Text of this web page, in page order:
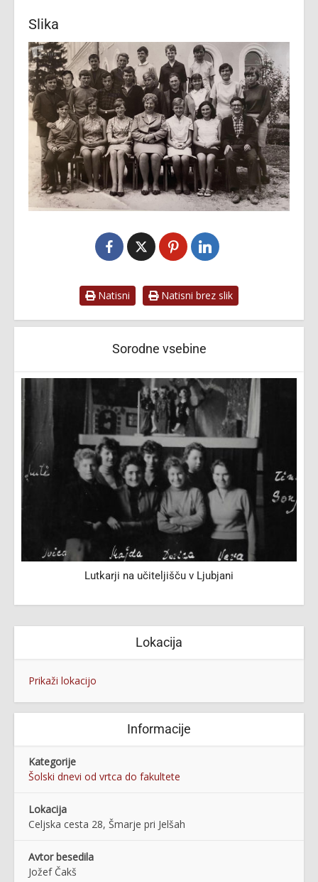
Slika
Natisni Natisni brez slik
Sorodne vsebine
Lutkarji na učiteljišču v Ljubjani
Lokacija
Prikaži lokacijo
Informacije
Kategorije
Šolski dnevi od vrtca do fakultete
Lokacija
Celjska cesta 28, Šmarje pri Jelšah
Avtor besedila
Jožef Čakš